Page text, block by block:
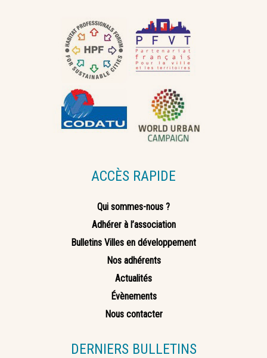
ACCÈS RAPIDE
Qui sommes-nous ?
Adhérer à l’association
Bulletins Villes en développement
Nos adhérents
Actualités
Évènements
Nous contacter
DERNIERS BULLETINS